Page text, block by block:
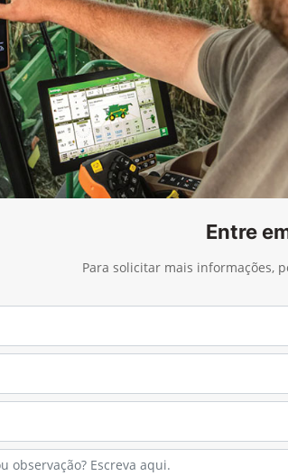
Entre
Para solicitar mais informações,